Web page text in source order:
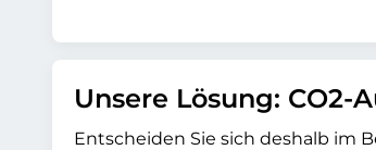
Unsere Lösung: CO2-
Entscheiden Sie sich deshalb im